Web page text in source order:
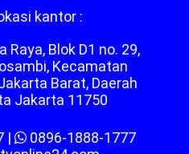
kantor :
Raya, Blok D1 no. 29,
Kecamatan
Barat, Daerah
Jakarta 11750
|
0896-1888-1777